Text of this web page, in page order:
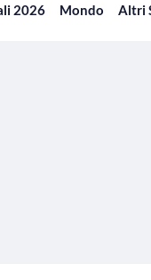
2026 Mondo Altri